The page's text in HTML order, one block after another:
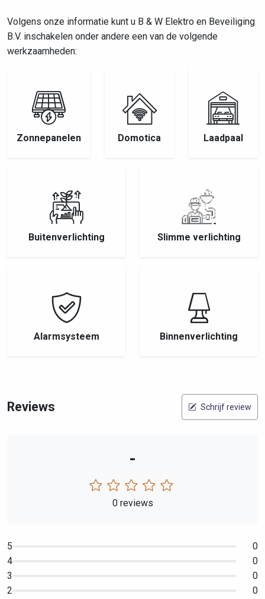
Volgens onze informatie kunt u B & W Elektro en Beveiliging
B.V. inschakelen onder andere een van de volgende
werkzaamheden:
Zonnepanelen Domotica Laadpaal
Buitenverlichting Slimme verlichting
Alarmsysteem Binnenverlichting
Reviews Schrijf review
-
0 reviews
5
0
4
0
3
0
2
0